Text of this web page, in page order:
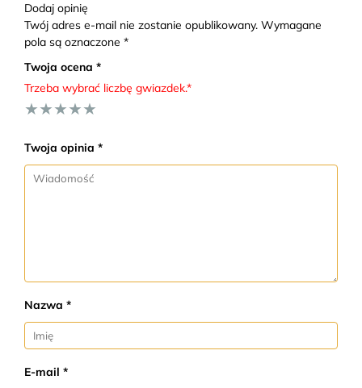
Dodaj opinię
Twój adres e-mail nie zostanie opublikowany. Wymagane
pola są oznaczone *
Twoja ocena *
Trzeba wybrać liczbę gwiazdek.*
★
★
★
★
★
Twoja opinia *
Nazwa *
E-mail *